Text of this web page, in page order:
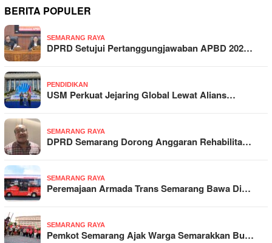
BERITA POPULER
SEMARANG RAYA
DPRD Setujui Pertanggungjawaban APBD 202…
PENDIDIKAN
USM Perkuat Jejaring Global Lewat Alians…
SEMARANG RAYA
DPRD Semarang Dorong Anggaran Rehabilita…
SEMARANG RAYA
Peremajaan Armada Trans Semarang Bawa Di…
SEMARANG RAYA
Pemkot Semarang Ajak Warga Semarakkan Bu…